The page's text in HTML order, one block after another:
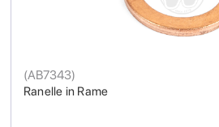
Ranelle in Rame
(AB7343)